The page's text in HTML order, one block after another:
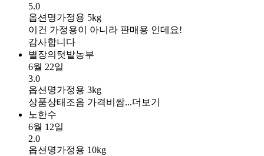
5.0
옵션명가정용 5kg
이건 가정용이 아니라 판매용 인데요!
감사합니다
별장의텃밭농부
6월 22일
3.0
옵션명가정용 3kg
상품상태조음 가격비쌈...더보기
노한수
6월 12일
2.0
옵션명가정용 10kg